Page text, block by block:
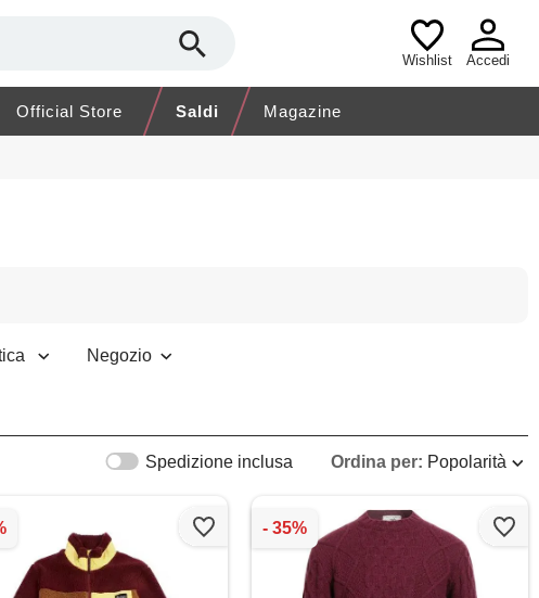
Wishlist Accedi
Official Store Saldi Magazine
Negozio
Ordina per: Popolarità
Spedizione inclusa